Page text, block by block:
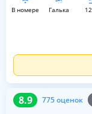
в номере галька
8.9 775 оценок
8.9 775 оценок